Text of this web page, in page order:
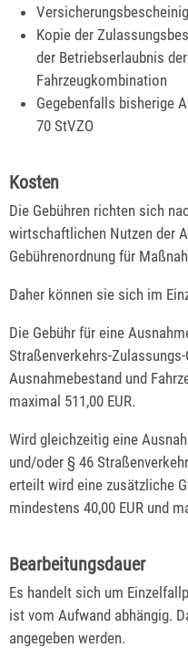
Kopie der
der Betriebserlaubnis
Fahrzeugkombination
Gegebenfalls bisherige
70 StVZO
Kosten
Die Gebühren richten sich
wirtschaftlichen Nutzen der
Gebührenordnung für
Daher können sie sich im
Die Gebühr für eine
Straßenverkehrs-
Ausnahmebestand und
maximal 511,00 EUR.
Wird gleichzeitig eine
und/oder § 46
erteilt wird eine zusätzliche
mindestens 40,00 EUR und
Bearbeitungsdauer
Es handelt sich um
ist vom Aufwand abhängig.
angegeben werden.